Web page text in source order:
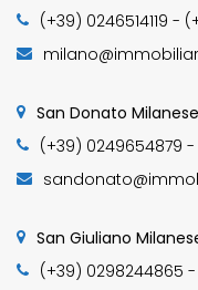
(+39) 0246514119 -
San Donato
(+39) 0249654879
San Giuliano
(+39) 0298244865